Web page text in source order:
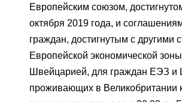
Европейским союзом,
октября 2019 года, и
граждан, достигнутым с другими
Европейской экономической
Швейцарией, для граждан ЕЭЗ и
проживающих в Великобритании